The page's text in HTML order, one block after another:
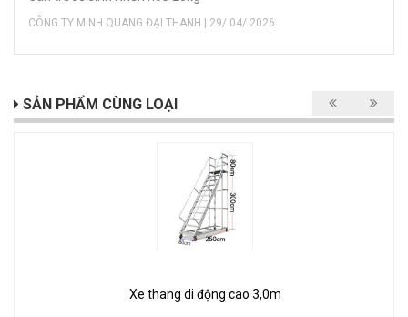
CÔNG TY MINH QUANG ĐẠI THANH | 29/ 04/ 2026
SẢN PHẨM CÙNG LOẠI
Xe thang di động cao 3,0m